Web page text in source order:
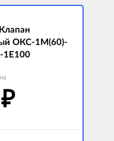
ОКС-1М(60)-
₽